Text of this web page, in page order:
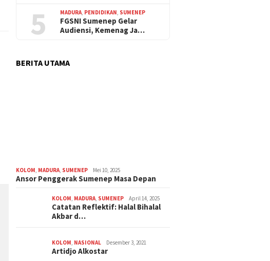
5 MADURA PENDIDIKAN SUMENEP
FGSNI Sumenep Gelar
Audiensi, Kemenag Ja…
BERITA UTAMA
KOLOM MADURA SUMENEP Mei 10, 2025
Ansor Penggerak Sumenep Masa Depan
KOLOM MADURA SUMENEP April 14, 2025
Catatan Reflektif: Halal Bihalal
Akbar d…
KOLOM NASIONAL Desember 3, 2021
Artidjo Alkostar